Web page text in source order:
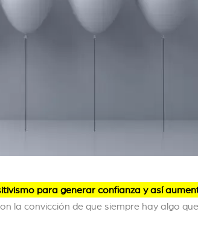
para generar confianza y así
la convicción de que siempre hay algo que